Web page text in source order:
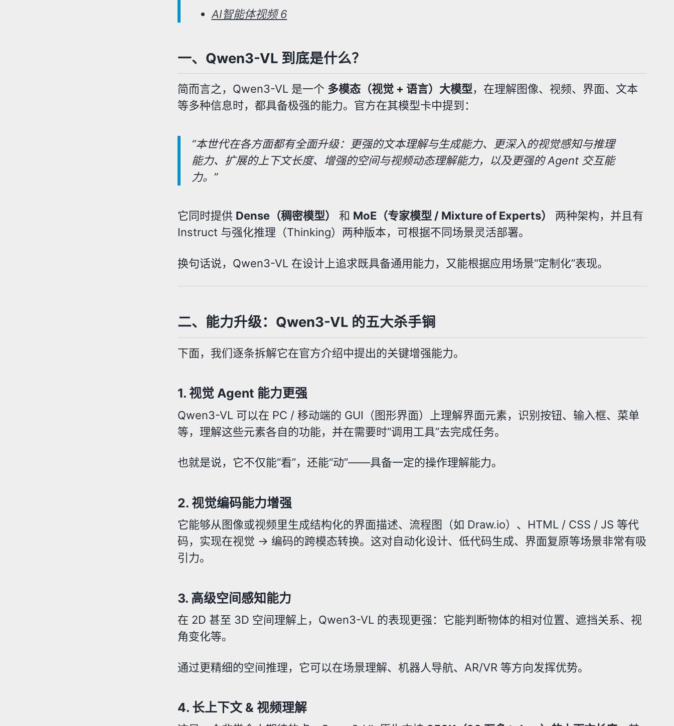
AI智能体视频 6
一、Qwen3-VL 到底是什么？
简而言之，Qwen3-VL 是一个 多模态（视觉 + 语言）大模型，在理解图像、视频、界面、文本
等多种信息时，都具备极强的能力。官方在其模型卡中提到：
“本世代在各方面都有全面升级：更强的文本理解与生成能力、更深入的视觉感知与推理
能力、扩展的上下文长度、增强的空间与视频动态理解能力，以及更强的 Agent 交互能
力。”
它同时提供 Dense（稠密模型） 和 MoE（专家模型 / Mixture of Experts）
两种架构，并且有
Instruct 与强化推理（Thinking）两种版本，可根据不同场景灵活部署。
换句话说，Qwen3-VL 在设计上追求既具备通用能力，又能根据应用场景“定制化”表现。
二、能力升级：Qwen3-VL 的五大杀手锏
下面，我们逐条拆解它在官方介绍中提出的关键增强能力。
1. 视觉 Agent 能力更强
Qwen3-VL 可以在 PC / 移动端的 GUI（图形界面）上理解界面元素，识别按钮、输入框、菜单
等，理解这些元素各自的功能，并在需要时“调用工具”去完成任务。
也就是说，它不仅能“看”，还能“动”——具备一定的操作理解能力。
2. 视觉编码能力增强
它能够从图像或视频里生成结构化的界面描述、流程图（如 Draw.io）、HTML / CSS / JS 等代
码，实现在视觉 → 编码的跨模态转换。这对自动化设计、低代码生成、界面复原等场景非常有吸
引力。
3. 高级空间感知能力
在 2D 甚至 3D 空间理解上，Qwen3-VL 的表现更强：它能判断物体的相对位置、遮挡关系、视
角变化等。
通过更精细的空间推理，它可以在场景理解、机器人导航、AR/VR 等方向发挥优势。
4. 长上下文 & 视频理解